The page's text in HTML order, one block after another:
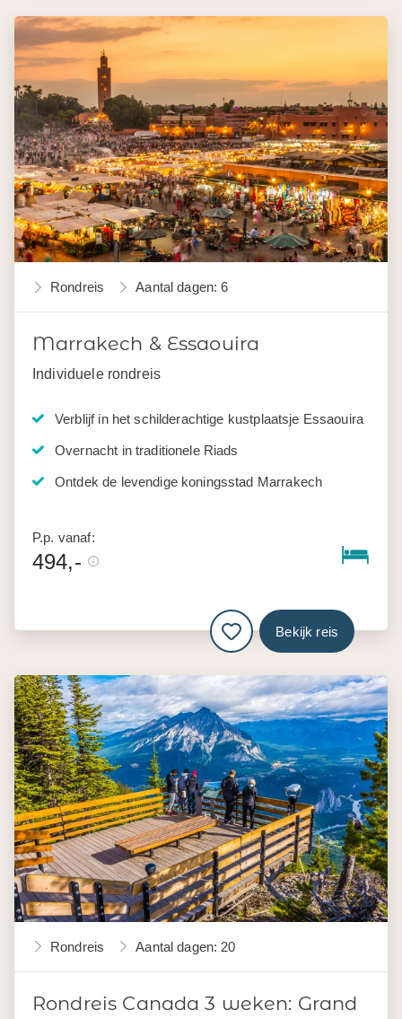
Rondreis Aantal dagen: 6
Marrakech & Essaouira
Individuele rondreis
Verblijf in het schilderachtige kustplaatsje Essaouira
Overnacht in traditionele Riads
Ontdek de levendige koningsstad Marrakech
P.p. vanaf:
494,-
Bekijk reis
Rondreis Aantal dagen: 20
Rondreis Canada 3 weken: Grand